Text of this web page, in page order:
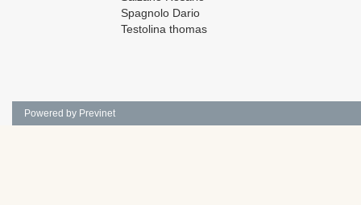
Spagnolo Dario
Testolina thomas
Powered by Previnet